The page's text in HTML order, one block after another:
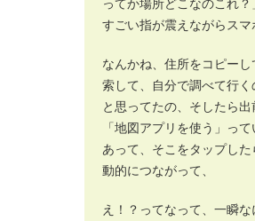
ってか場所どこなのこれ？
すごい指が震えながらス
なんかね、住所をコピー
索して、自分で調べて行く
と思ってたの、そしたら
「地図アプリを使う」っ
あって、そこをタップし
動的につながって、
え！？ってなって、一瞬